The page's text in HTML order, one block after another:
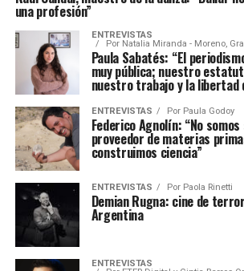
una profesión”
ENTREVISTAS
Por Natalia Miranda - Moreno,
Paula Sabatés: “El
muy pública; nuestro
nuestro trabajo y la libertad
ENTREVISTAS Por Paula Godoy
Federico Agnolín: “No
proveedor de materias
construimos ciencia”
ENTREVISTAS Por Paola Rinetti
Demian Rugna: cine de
Argentina
ENTREVISTAS